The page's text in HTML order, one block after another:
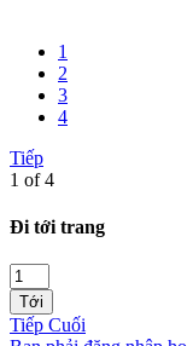
1
2
3
4
Tiếp
1 of 4
Đi tới trang
Tới
Tiếp Cuối